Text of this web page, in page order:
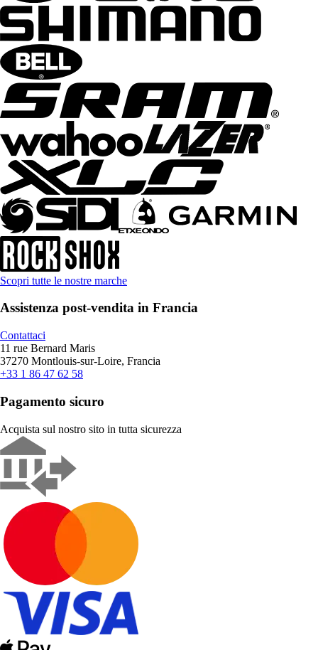
Scopri tutte le nostre marche
Assistenza post-vendita in Francia
Contattaci
11 rue Bernard Maris
37270 Montlouis-sur-Loire, Francia
+33 1 86 47 62 58
Pagamento sicuro
Acquista sul nostro sito in tutta sicurezza